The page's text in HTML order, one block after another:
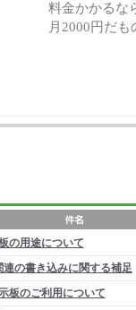
料金かかるな
月2000円だ
の用途について
の書き込みに関する補足
板のご利用について